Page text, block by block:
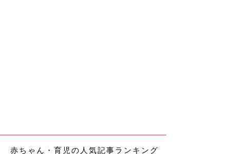
赤ちゃん・育児の人気記事ランキング